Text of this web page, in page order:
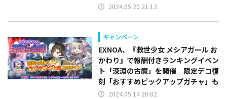
2024.05.20 21:13
キャンペーン
EXNOA、『救世少女 メシアガール お
かわり』で報酬付きランキングイベン
ト「深淵の古魔」を開催 限定デコ復
刻「おすすめピックアップガチャ」も
2024.05.14 20:02